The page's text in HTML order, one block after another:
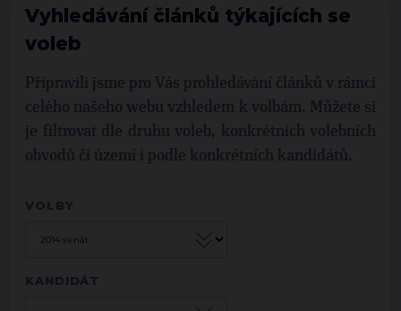
Vyhledávání článků týkajících se
voleb
Připravili jsme pro Vás prohledávání článků v rámci
celého našeho webu vzhledem k volbám. Můžete si
je filtrovat dle druhu voleb, konkrétních volebních
obvodů či území i podle konkrétních kandidátů.
VOLBY
KANDIDÁT